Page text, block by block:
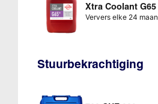
Xtra Coolant
Ververs elke 24
Stuurbekrachtiging